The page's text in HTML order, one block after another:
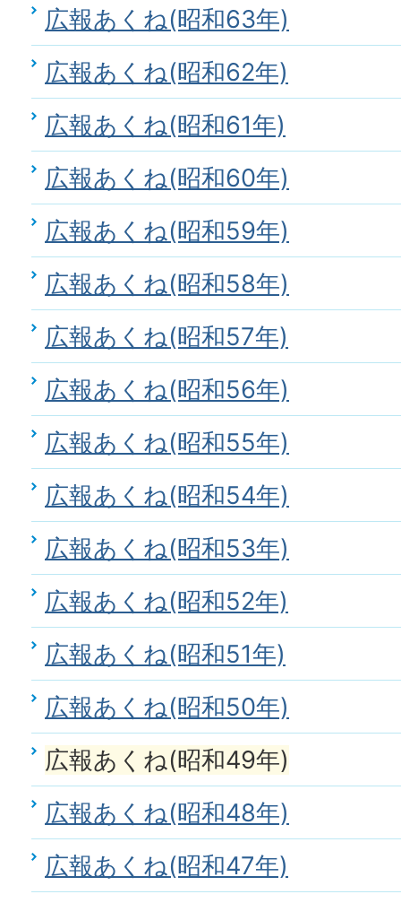
広報あくね(昭和63年)
広報あくね(昭和62年)
広報あくね(昭和61年)
広報あくね(昭和60年)
広報あくね(昭和59年)
広報あくね(昭和58年)
広報あくね(昭和57年)
広報あくね(昭和56年)
広報あくね(昭和55年)
広報あくね(昭和54年)
広報あくね(昭和53年)
広報あくね(昭和52年)
広報あくね(昭和51年)
広報あくね(昭和50年)
広報あくね(昭和49年)
広報あくね(昭和48年)
広報あくね(昭和47年)